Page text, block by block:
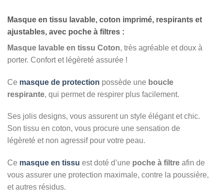
Masque en tissu lavable, coton imprimé, respirants et
ajustables, avec poche à filtres :
Masque lavable en tissu Coton, très agréable et doux à
porter. Confort et légèreté assurée !
Ce masque de protection possède une boucle
respirante, qui permet de respirer plus facilement.
Ses jolis designs, vous assurent un style élégant et chic.
Son tissu en coton, vous procure une sensation de
légèreté et non agressif pour votre peau.
Ce masque en tissu est doté d’une poche à filtre afin de
vous assurer une protection maximale, contre la poussière,
et autres résidus.